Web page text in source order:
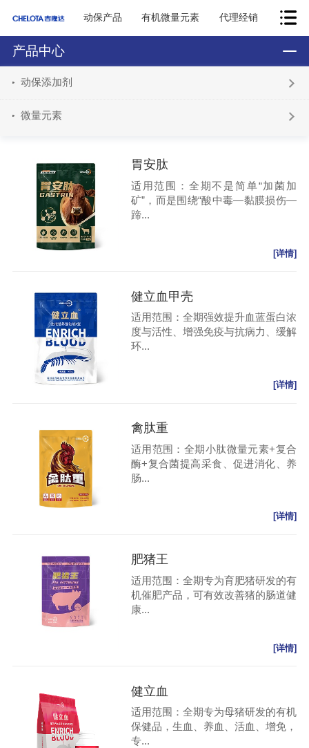
动保产品 有机微量元素 代理经销
产品中心
动保添加剂
微量元素
胃安肽
适用范围：全期不是简单“加菌加
矿”，而是围绕“酸中毒—黏膜损伤—
蹄...
[详情]
健立血甲壳
适用范围：全期强效提升血蓝蛋白浓
度与活性、增强免疫与抗病力、缓解
环...
[详情]
禽肽重
适用范围：全期小肽微量元素+复合
酶+复合菌提高采食、促进消化、养
肠...
[详情]
肥猪王
适用范围：全期专为育肥猪研发的有
机催肥产品，可有效改善猪的肠道健
康...
[详情]
健立血
适用范围：全期专为母猪研发的有机
保健品，生血、养血、活血、增免，
专...